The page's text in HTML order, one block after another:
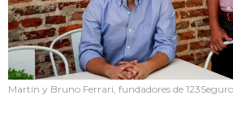
Martín y Bruno Ferrari, fundadores de 123Seguro.